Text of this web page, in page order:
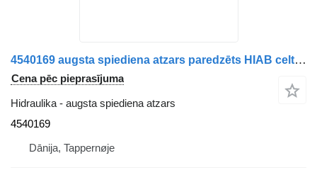
4540169 augsta spiediena atzars paredzēts HIAB celtnis-manipulators
Cena pēc pieprasījuma
Hidraulika - augsta spiediena atzars
4540169
Dānija, Tappernøje